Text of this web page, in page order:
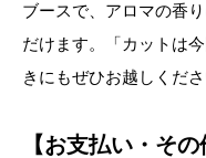
ブースで、アロマの香
だけます。「カットは
きにもぜひお越しくださ
【お支払い・その